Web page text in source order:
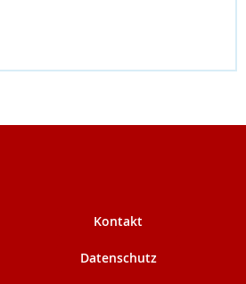
Kontakt
Datenschutz